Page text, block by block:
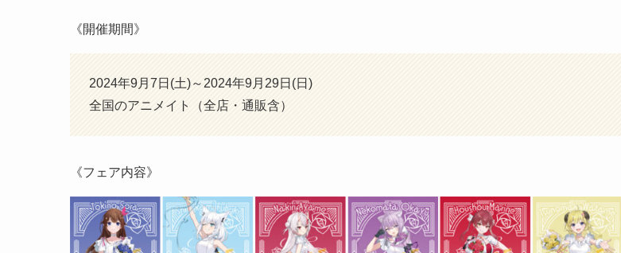
《開催期間》
2024年9月7日(土)～2024年9月29日(日)
全国のアニメイト（全店・通販含）
《フェア内容》